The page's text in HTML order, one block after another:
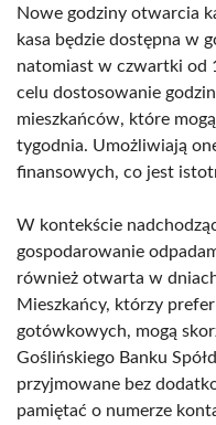
Nowe godziny otwarcia
kasa będzie dostępna w
natomiast w czwartki od
celu dostosowanie
mieszkańców, które
tygodnia. Umożliwiają
finansowych, co jest
W kontekście
gospodarowanie
również otwarta w
Mieszkańcy, którzy
gotówkowych, mogą
Goślińskiego Banku
przyjmowane bez
pamiętać o numerze